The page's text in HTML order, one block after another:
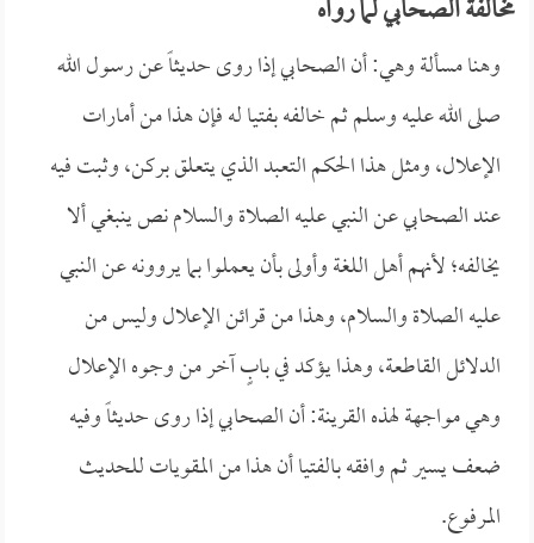
مخالفة الصحابي لما رواه
وهنا مسألة وهي: أن الصحابي إذا روى حديثاً عن رسول الله
صلى الله عليه وسلم ثم خالفه بفتيا له فإن هذا من أمارات
الإعلال، ومثل هذا الحكم التعبد الذي يتعلق بركن، وثبت فيه
عند الصحابي عن النبي عليه الصلاة والسلام نص ينبغي ألا
يخالفه؛ لأنهم أهل اللغة وأولى بأن يعملوا بما يروونه عن النبي
عليه الصلاة والسلام، وهذا من قرائن الإعلال وليس من
الدلائل القاطعة، وهذا يؤكد في بابٍ آخر من وجوه الإعلال
وهي مواجهة لهذه القرينة: أن الصحابي إذا روى حديثاً وفيه
ضعف يسير ثم وافقه بالفتيا أن هذا من المقويات للحديث
المرفوع.